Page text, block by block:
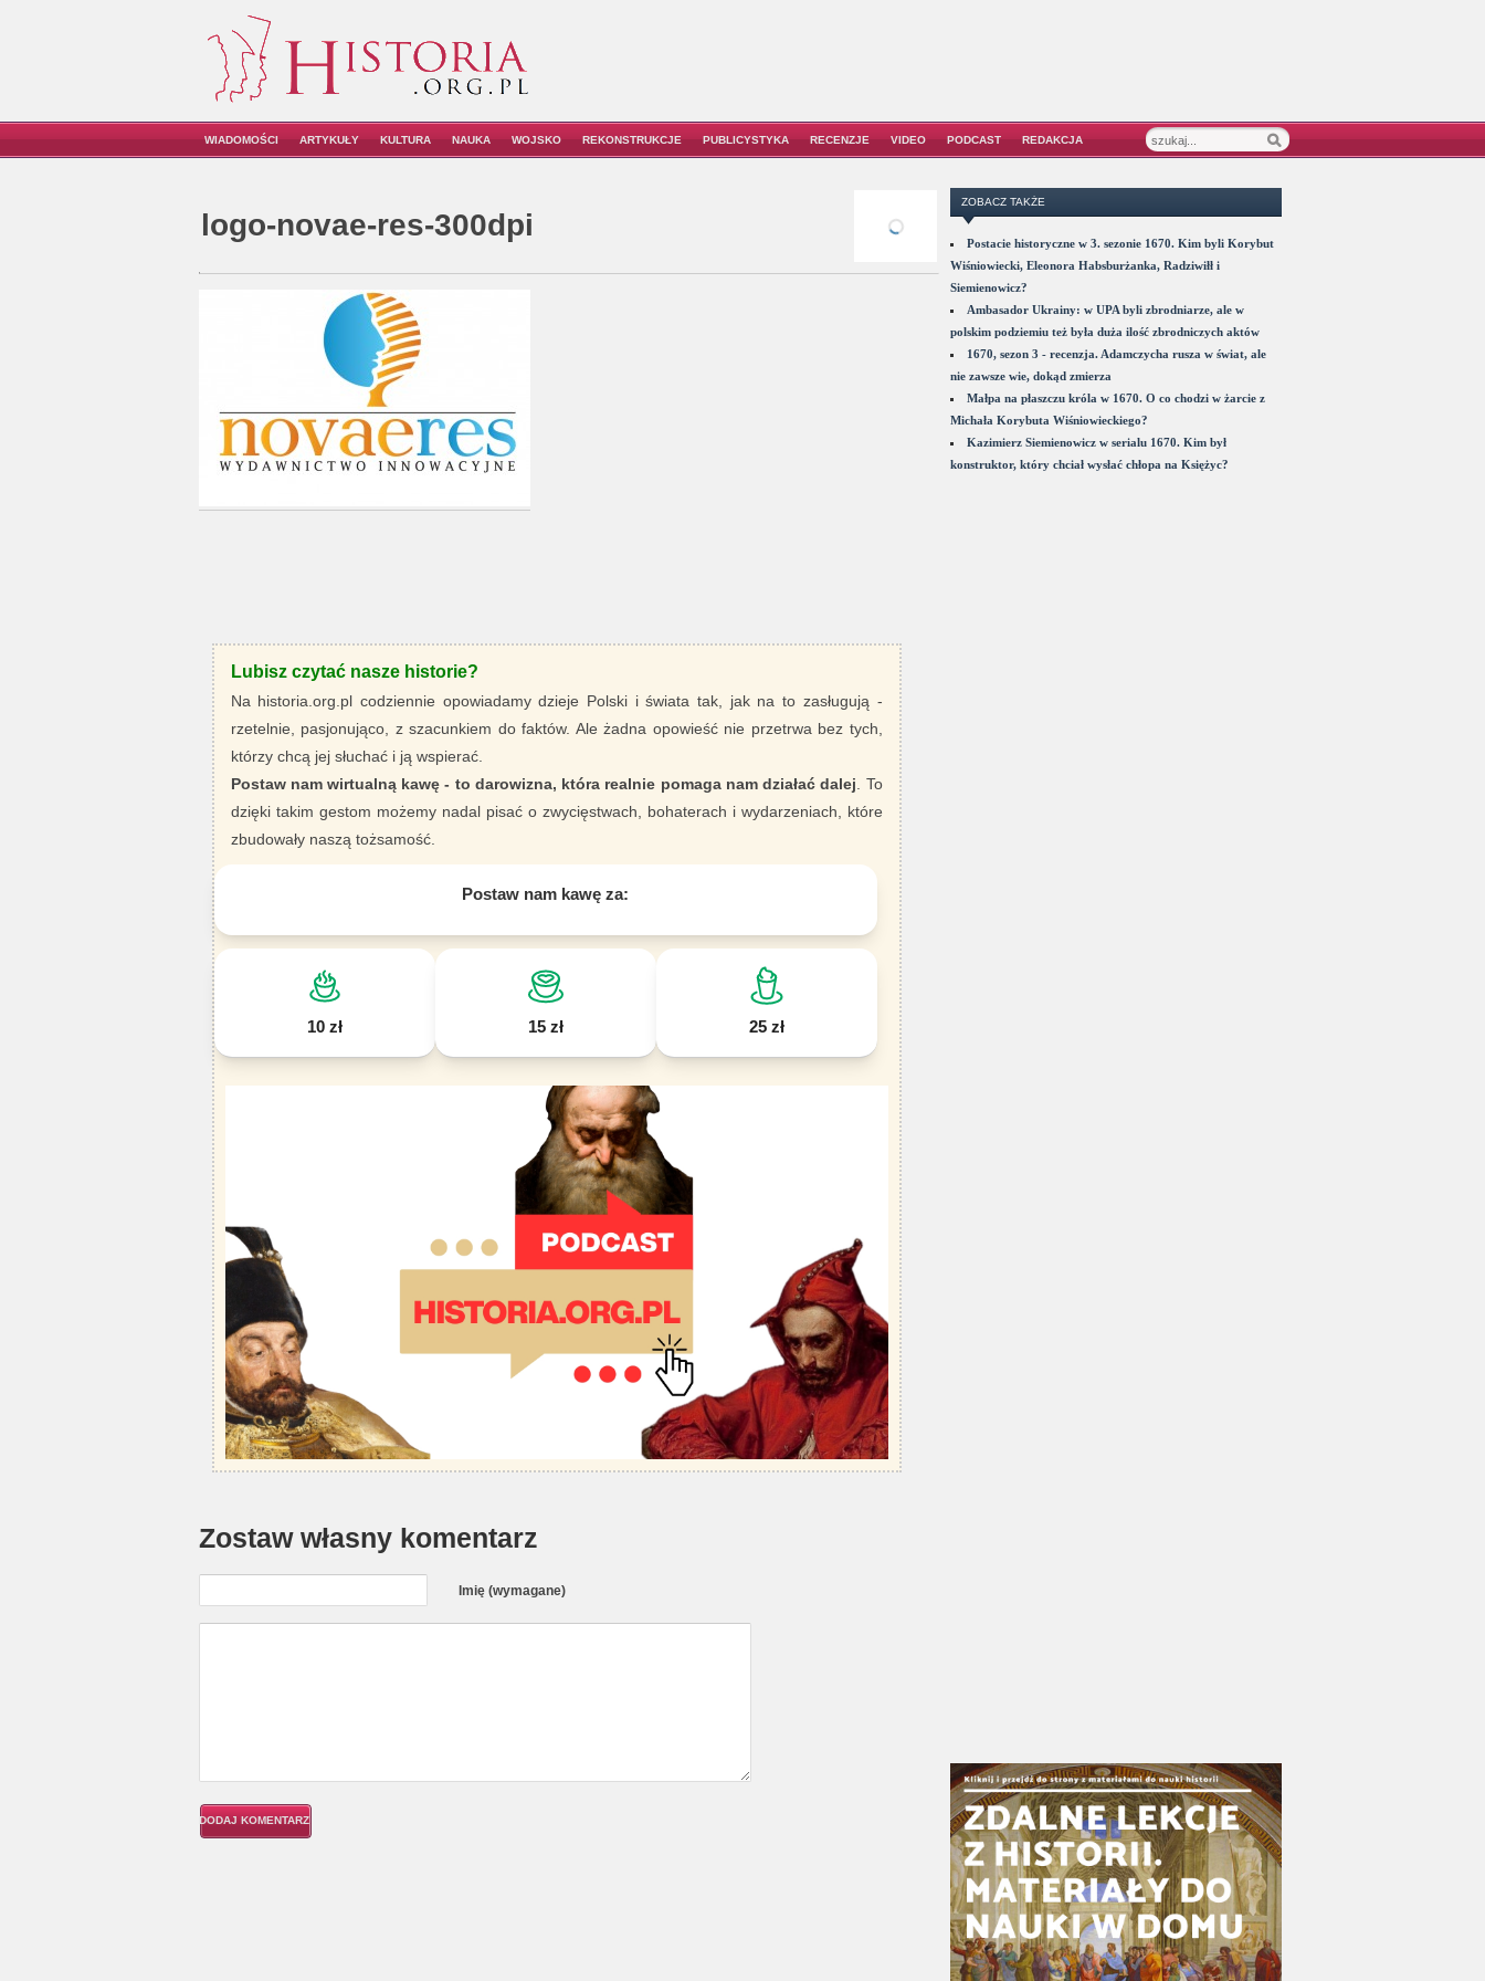
WIADOMOŚCI ARTYKUŁY KULTURA NAUKA WOJSKO REKONSTRUKCJE PUBLICYSTYKA RECENZJE VIDEO PODCAST REDAKCJA
logo-novae-res-300dpi
Lubisz czytać nasze historie?
Na historia.org.pl codziennie opowiadamy dzieje Polski i świata tak, jak na to zasługują -
rzetelnie, pasjonująco, z szacunkiem do faktów. Ale żadna opowieść nie przetrwa bez tych,
którzy chcą jej słuchać i ją wspierać.
Postaw nam wirtualną kawę - to darowizna, która realnie pomaga nam działać dalej . To
dzięki takim gestom możemy nadal pisać o zwycięstwach, bohaterach i wydarzeniach, które
zbudowały naszą tożsamość.
Postaw nam kawę za:
10 zł 15 zł 25 zł
Zostaw własny komentarz
Imię (wymagane)
ZOBACZ TAKŻE
Postacie historyczne w 3. sezonie 1670. Kim byli Korybut
Wiśniowiecki, Eleonora Habsburżanka, Radziwiłł i
Siemienowicz?
Ambasador Ukrainy: w UPA byli zbrodniarze, ale w
polskim podziemiu też była duża ilość zbrodniczych aktów
1670, sezon 3 - recenzja. Adamczycha rusza w świat, ale
nie zawsze wie, dokąd zmierza
Małpa na płaszczu króla w 1670. O co chodzi w żarcie z
Michała Korybuta Wiśniowieckiego?
Kazimierz Siemienowicz w serialu 1670. Kim był
konstruktor, który chciał wysłać chłopa na Księżyc?